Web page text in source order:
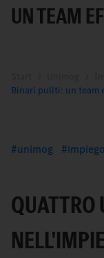
UN TEAM
Binari puliti: un team
unimog